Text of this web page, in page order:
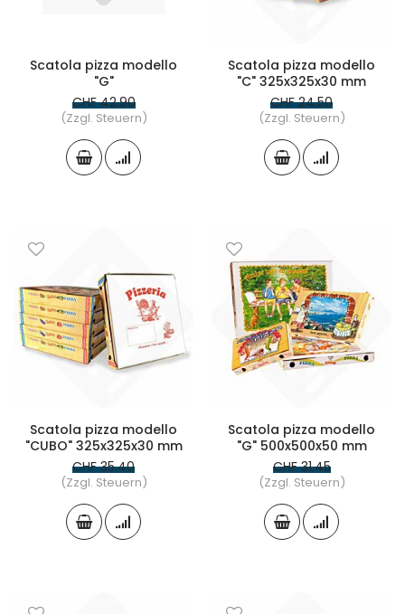
Scatola pizza modello
"G"
CHF 42.90
(Zzgl. Steuern)
Scatola pizza modello
"C" 325x325x30 mm
CHF 24.50
(Zzgl. Steuern)
Scatola pizza modello
"CUBO" 325x325x30 mm
CHF 35.40
(Zzgl. Steuern)
Scatola pizza modello
"G" 500x500x50 mm
CHF 31.45
(Zzgl. Steuern)